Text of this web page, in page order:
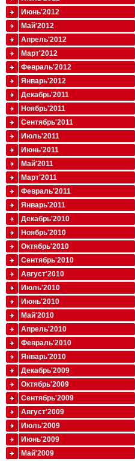
Июнь'2012
Май'2012
Апрель'2012
Март'2012
Февраль'2012
Январь'2012
Декабрь'2011
Ноябрь'2011
Сентябрь'2011
Июль'2011
Июнь'2011
Май'2011
Март'2011
Февраль'2011
Январь'2011
Декабрь'2010
Ноябрь'2010
Октябрь'2010
Сентябрь'2010
Август'2010
Июль'2010
Июнь'2010
Май'2010
Апрель'2010
Февраль'2010
Январь'2010
Декабрь'2009
Октябрь'2009
Сентябрь'2009
Август'2009
Июль'2009
Июнь'2009
Май'2009